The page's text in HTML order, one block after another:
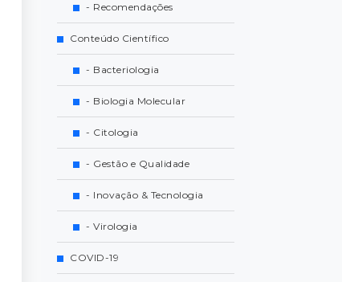
- Recomendações
Conteúdo Científico
- Bacteriologia
- Biologia Molecular
- Citologia
- Gestão e Qualidade
- Inovação & Tecnologia
- Virologia
COVID-19